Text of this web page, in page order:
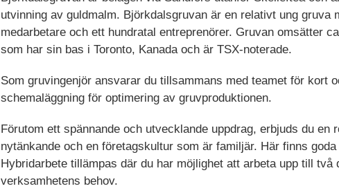
utvinning av guldmalm. Björkdalsgruvan är en relativt ung gruva
medarbetare och ett hundratal entreprenörer. Gruvan omsätter
som har sin bas i Toronto, Kanada och är TSX-noterade.
Som gruvingenjör ansvarar du tillsammans med teamet för kort
schemaläggning för optimering av gruvproduktionen.
Förutom ett spännande och utvecklande uppdrag, erbjuds du
nytänkande och en företagskultur som är familjär. Här finns
Hybridarbete tillämpas där du har möjlighet att arbeta upp till två
verksamhetens behov.